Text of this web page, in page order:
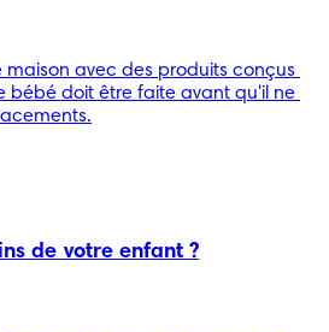
maison avec des produits conçus
bébé doit être faite avant qu'il ne
de votre enfant ?